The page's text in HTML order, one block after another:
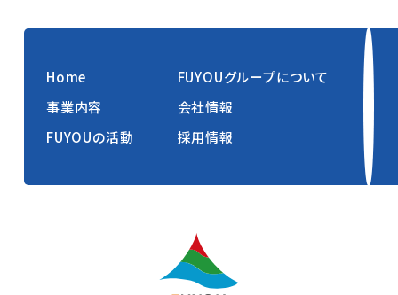
Home
FUYOUグループについて
事業内容
会社情報
FUYOUの活動
採用情報